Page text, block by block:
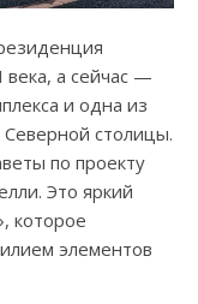
века, а сейчас —
и одна из
столицы.
по проекту
Это яркий
которое
элементов